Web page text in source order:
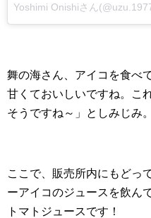
Yoshimi Onishiさん
舞の海さん、アイコを食べ
甘くておいしいですね。こ
そうですね～」としみじみ。
ここで、販売所内にもどっ
ーアイコのジュースを飲
トマトジュースです！